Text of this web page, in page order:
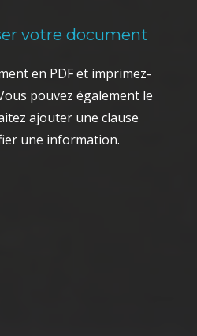
votre document
en PDF et imprimez-
pouvez également le
ajouter une clause
une information.